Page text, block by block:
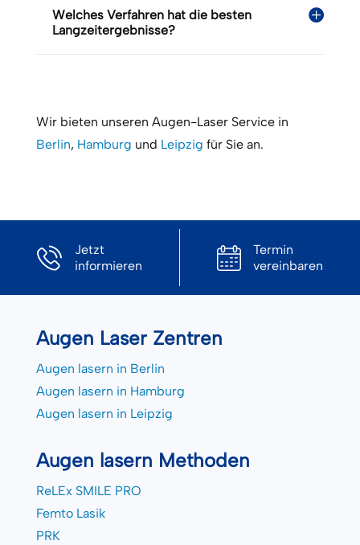
Welches Verfahren hat die besten
Langzeitergebnisse?
Wir bieten unseren Augen-Laser Service in
Berlin, Hamburg und Leipzig für Sie an.
Jetzt
informieren
Termin
vereinbaren
Augen Laser Zentren
Augen lasern in Berlin
Augen lasern in Hamburg
Augen lasern in Leipzig
Augen lasern Methoden
ReLEx SMILE PRO
Femto Lasik
PRK